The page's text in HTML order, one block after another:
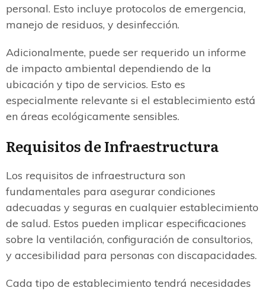
personal. Esto incluye protocolos de emergencia,
manejo de residuos, y desinfección.
Adicionalmente, puede ser requerido un informe
de impacto ambiental dependiendo de la
ubicación y tipo de servicios. Esto es
especialmente relevante si el establecimiento está
en áreas ecológicamente sensibles.
Requisitos de Infraestructura
Los requisitos de infraestructura son
fundamentales para asegurar condiciones
adecuadas y seguras en cualquier establecimiento
de salud. Estos pueden implicar especificaciones
sobre la ventilación, configuración de consultorios,
y accesibilidad para personas con discapacidades.
Cada tipo de establecimiento tendrá necesidades